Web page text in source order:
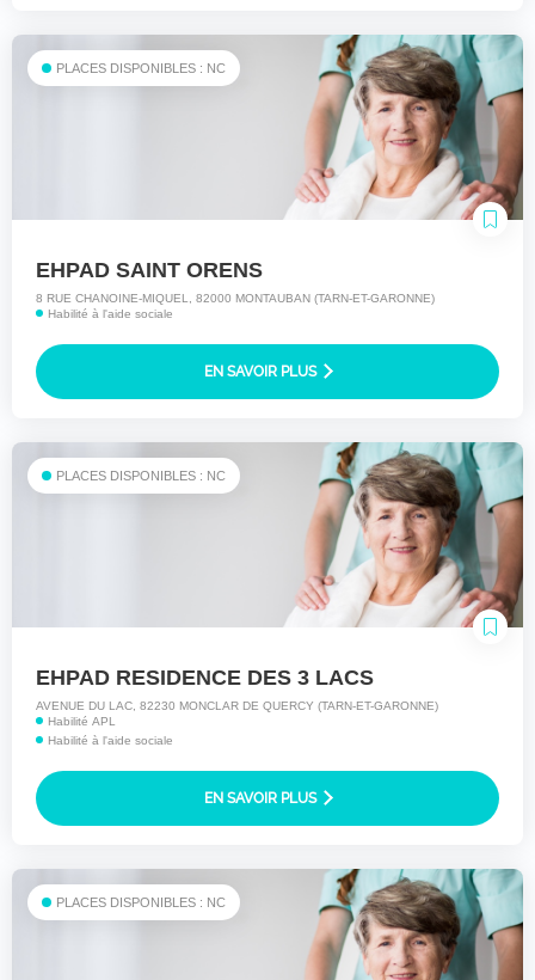
PLACES DISPONIBLES : NC
EHPAD SAINT ORENS
8 RUE CHANOINE-MIQUEL, 82000 MONTAUBAN (TARN-ET-GARONNE)
Habilité à l'aide sociale
EN SAVOIR PLUS
PLACES DISPONIBLES : NC
EHPAD RESIDENCE DES 3 LACS
AVENUE DU LAC, 82230 MONCLAR DE QUERCY (TARN-ET-GARONNE)
Habilité APL
Habilité à l'aide sociale
EN SAVOIR PLUS
PLACES DISPONIBLES : NC